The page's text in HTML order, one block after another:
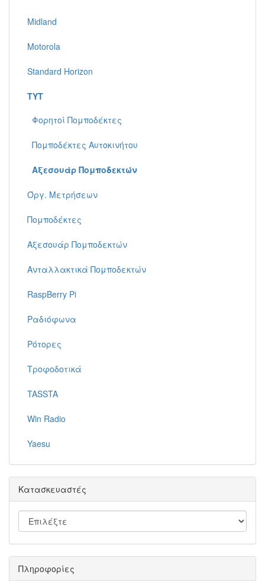
Midland
Motorola
Standard Horizon
TYT
Φορητοί Πομποδέκτες
Πομποδέκτες Αυτοκινήτου
Αξεσουάρ Πομποδεκτών
Όργ. Μετρήσεων
Πομποδέκτες
Αξεσουάρ Πομποδεκτών
Ανταλλακτικά Πομποδεκτών
RaspBerry Pi
Ραδιόφωνα
Ρότορες
Τροφοδοτικά
TASSTA
Win Radio
Yaesu
Κατασκευαστές
Πληροφορίες